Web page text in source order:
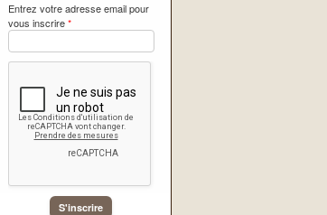
Entrez votre adresse email pour
vous inscrire*
S'inscrire